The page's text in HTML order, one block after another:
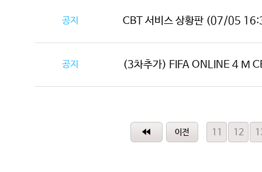
공지 CBT 서비스 상황판 (07/05
공지 (3차추가) FIFA ONLINE 4 M
11 12